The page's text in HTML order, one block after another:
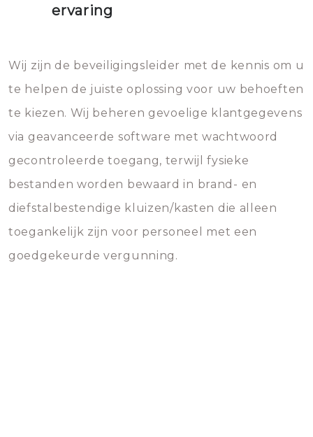
ervaring
Wij zijn de beveiligingsleider met de kennis om u
te helpen de juiste oplossing voor uw behoeften
te kiezen. Wij beheren gevoelige klantgegevens
via geavanceerde software met wachtwoord
gecontroleerde toegang, terwijl fysieke
bestanden worden bewaard in brand- en
diefstalbestendige kluizen/kasten die alleen
toegankelijk zijn voor personeel met een
goedgekeurde vergunning.